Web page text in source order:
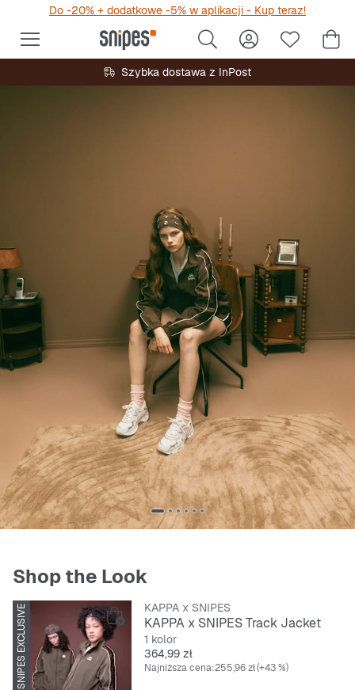
Do -20% + dodatkowe -5% w aplikacji - Kup teraz!
Szybka dostawa z InPost
Shop the Look
SNIPES EXCLUSIVE KAPPA x SNIPES
KAPPA x SNIPES Track Jacket
1 kolor
Cena
364,99 zł
Najniższa cena:255,96 zł(+43 %)